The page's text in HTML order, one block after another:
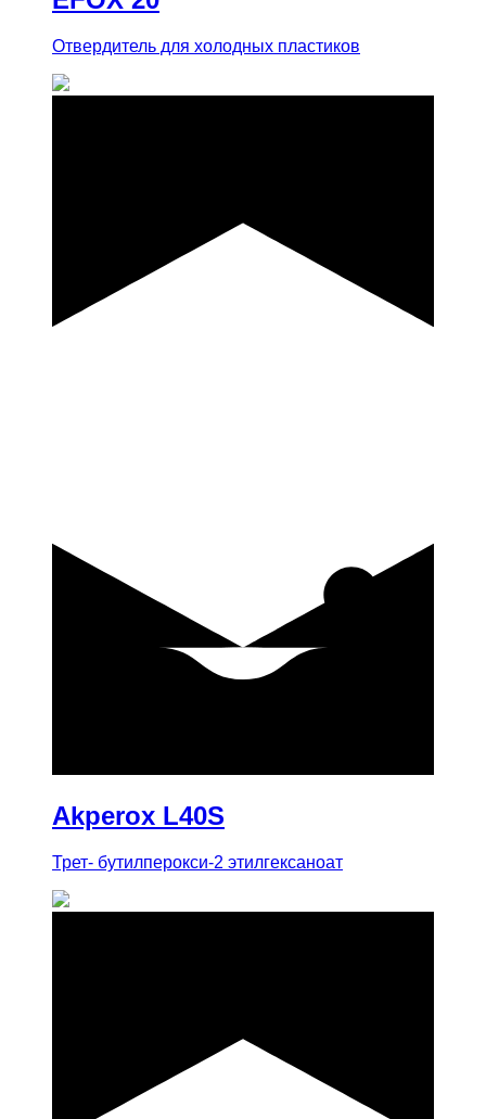
Отвердитель для холодных пластиков
Akperox L40S
Трет- бутилперокси-2 этилгексаноат